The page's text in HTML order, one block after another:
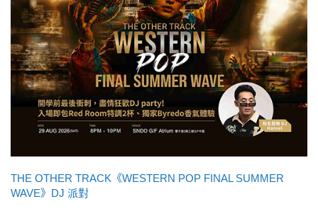
THE OTHER TRACK《WESTERN POP FINAL SUMMER
WAVE》DJ 派對